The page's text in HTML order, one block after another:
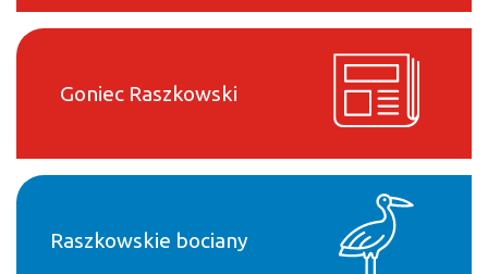
Goniec Raszkowski
Raszkowskie bociany